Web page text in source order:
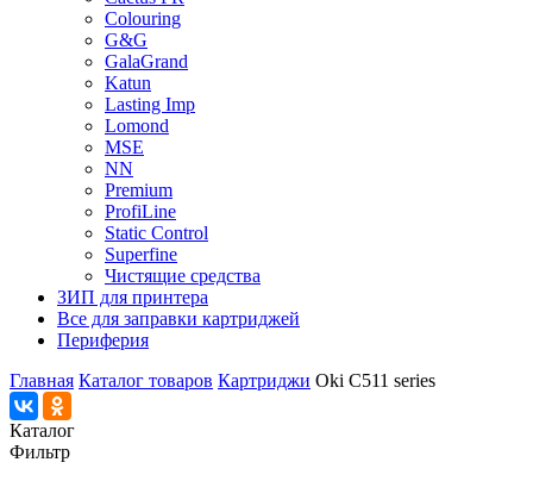
Colouring
G&G
GalaGrand
Katun
Lasting Imp
Lomond
MSE
NN
Premium
ProfiLine
Static Control
Superfine
Чистящие средства
ЗИП для принтера
Все для заправки картриджей
Периферия
Главная Каталог товаров Картриджи Oki C511 series
Каталог
Фильтр